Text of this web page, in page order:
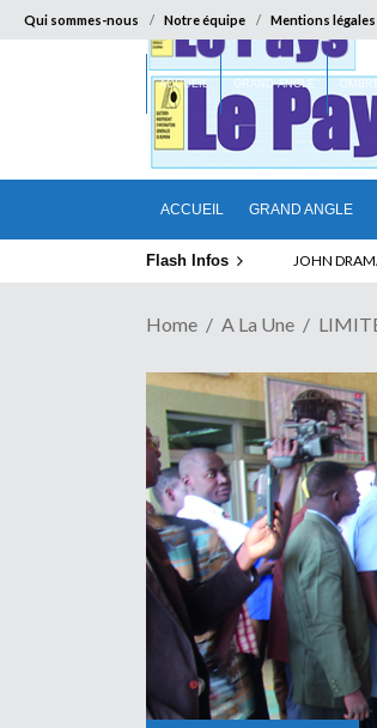
Qui sommes-nous Notre équipe Mentions légales
ACCUEIL GRAND ANGLE
ACCUEIL GRAND ANGLE
Flash Infos ELECTION
Home A La Une